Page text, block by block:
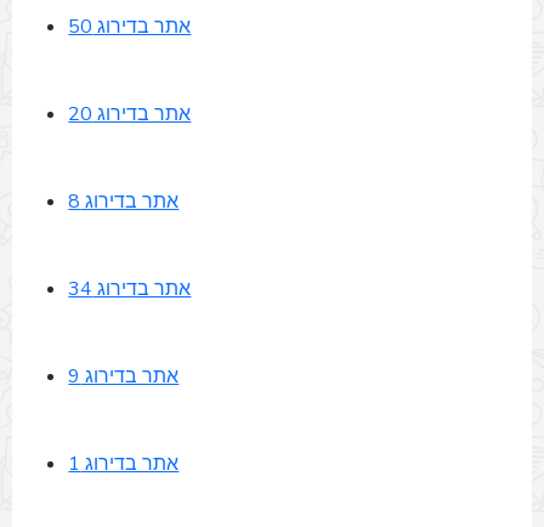
אתר בדירוג 50
אתר בדירוג 20
אתר בדירוג 8
אתר בדירוג 34
אתר בדירוג 9
אתר בדירוג 1